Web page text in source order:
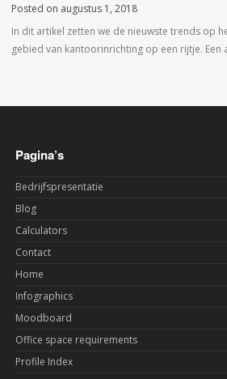
Posted on augustus 1, 2018
In dit artikel zetten we de nieuwste trends op
gebied van kantoorinrichting op een rijtje. Een
Pagina’s
Bedrijfspresentatie
Blog
Calculators
Contact
Home
Infographics
Moodboard
Office space requirements
Profile Index